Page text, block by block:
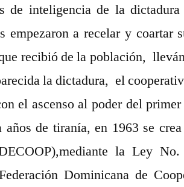
de inteligencia de la
empezaron a recelar y coartar
recibió de la población,
la dictadura, el
el ascenso al poder del
años de tiranía, en 1963 se
la Ley
Dominicana de